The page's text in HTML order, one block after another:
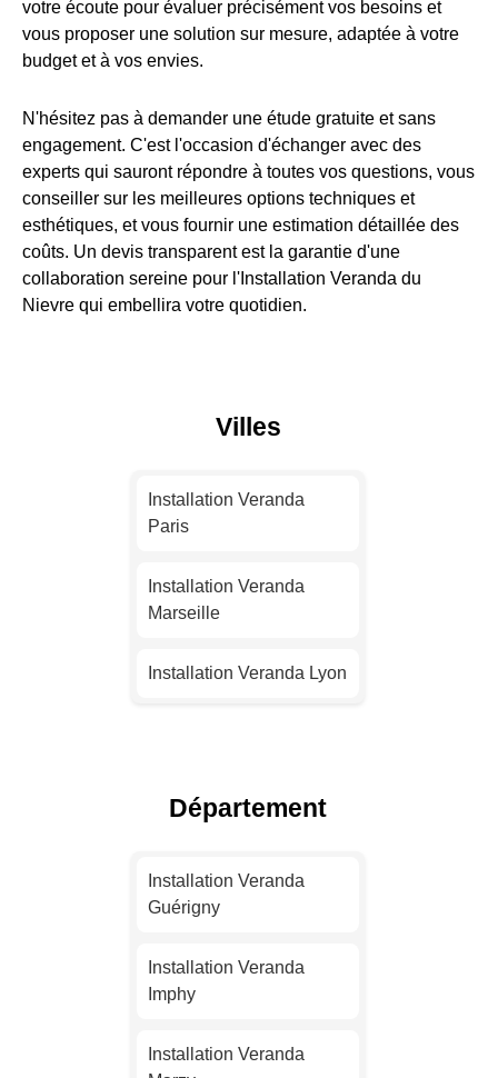
votre écoute pour évaluer précisément vos besoins et
vous proposer une solution sur mesure, adaptée à votre
budget et à vos envies.
N'hésitez pas à demander une étude gratuite et sans
engagement. C'est l'occasion d'échanger avec des
experts qui sauront répondre à toutes vos questions, vous
conseiller sur les meilleures options techniques et
esthétiques, et vous fournir une estimation détaillée des
coûts. Un devis transparent est la garantie d'une
collaboration sereine pour l'Installation Veranda du
Nievre qui embellira votre quotidien.
Villes
Installation Veranda
Paris
Installation Veranda
Marseille
Installation Veranda Lyon
Installation Veranda Nice
Installation Veranda
Nantes
Installation Veranda
Strasbourg
Installation Veranda
Département
Installation Veranda
Guérigny
Installation Veranda
Imphy
Installation Veranda